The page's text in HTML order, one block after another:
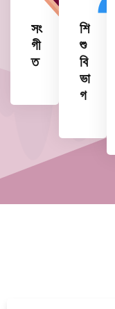
সং
গী
ত
শি
শু
বি
ভা
গ